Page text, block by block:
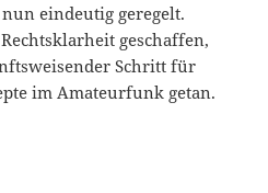
nun eindeutig geregelt.
geschaffen,
Schritt für
im Amateurfunk getan.